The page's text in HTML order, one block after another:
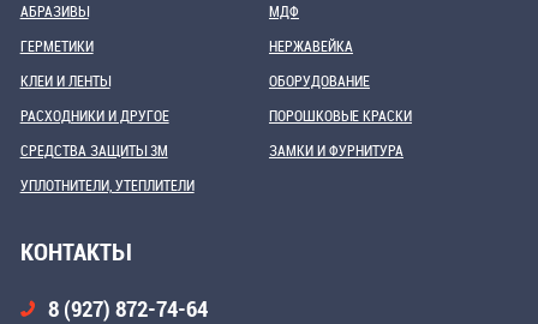
АБРАЗИВЫ
ГЕРМЕТИКИ
КЛЕИ И ЛЕНТЫ
МДФ
НЕРЖАВЕЙКА
ОБОРУДОВАНИЕ
РАСХОДНИКИ И ДРУГОЕ
СРЕДСТВА ЗАЩИТЫ 3М
УПЛОТНИТЕЛИ, УТЕПЛИТЕЛИ
ПОРОШКОВЫЕ КРАСКИ
ЗАМКИ И ФУРНИТУРА
КОНТАКТЫ
8 (927) 872-74-64